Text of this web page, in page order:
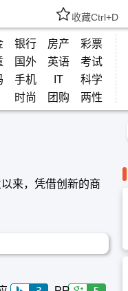
收藏Ctrl+D
银行 房产
彩票
国外 英语
考试
手机 IT
科学
时尚 团购 两性
来，凭借创新的商